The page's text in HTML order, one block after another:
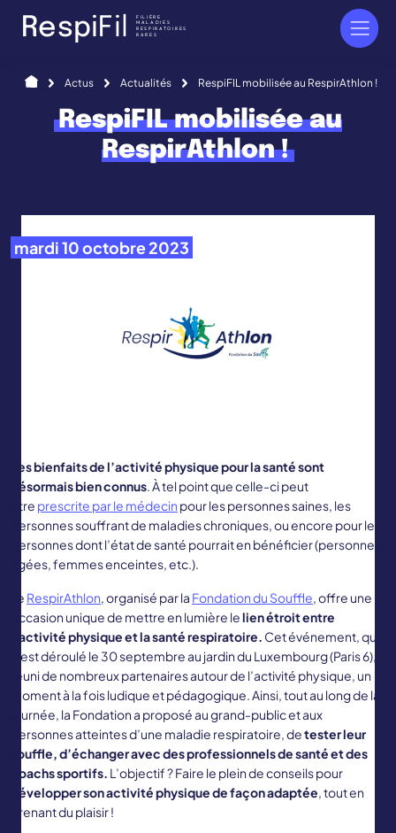
Respi Fi FILIÈRE
MALADIES
RESPIRATOIRES
RARES
AccueilActus Actualités RespiFIL mobilisée au RespirAthlon !
RespiFIL mobilisée au
RespirAthlon !
mardi 10 octobre 2023
Les bienfaits de l’activité physique pour la santé sont
désormais bien connus. À tel point que celle-ci peut
être prescrite par le médecin pour les personnes saines, les
personnes souffrant de maladies chroniques, ou encore pour les
personnes dont l’état de santé pourrait en bénéficier (personnes
âgées, femmes enceintes, etc.).
Le RespirAthlon, organisé par la Fondation du Souffle, offre une
occasion unique de mettre en lumière lelien étroit entre
l’activité physique et la santé respiratoire. Cet événement, qui
s’est déroulé le 30 septembre au jardin du Luxembourg (Paris 6), a
réuni de nombreux partenaires autour de l’activité physique, un
moment à la fois ludique et pédagogique. Ainsi, tout au long de la
journée, la Fondation a proposé au grand-public et aux
personnes atteintes d’une maladie respiratoire, detester leur
souffle, d’échanger avec des professionnels de santé et des
coachs sportifs. L’objectif ? Faire le plein de conseils pour
développer son activité physique de façon adaptée, tout en
prenant du plaisir !